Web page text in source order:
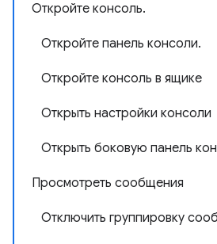
Откройте консоль.
Откройте панель консоли.
Откройте консоль в ящике
Открыть настройки консоли
Открыть боковую панель
Просмотреть сообщения
Отключить группировку